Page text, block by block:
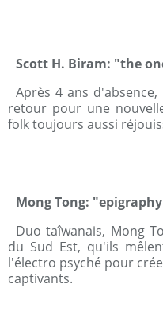
Scott H. Biram: "the
Après 4 ans
retour pour une
folk toujours aussi
Mong Tong:
Duo taîwanais, Mong
du Sud Est, qu'ils
l'électro psyché pour
captivants.